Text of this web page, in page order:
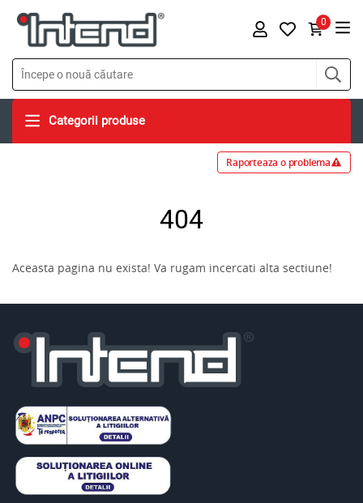
0
Categorii produse
Raporteaza o problema
404
Aceasta pagina nu exista! Va rugam incercati alta sectiune!